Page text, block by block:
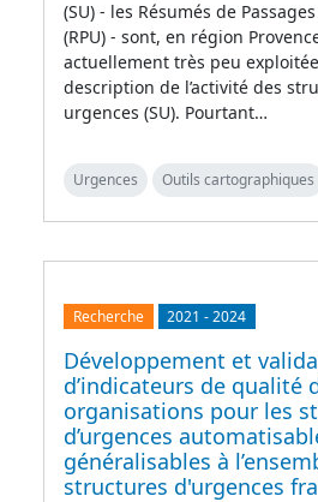
(SU) - les Résumés de
(RPU) - sont, en région
actuellement très peu
description de l’activité des
urgences (SU). Pourtant…
Urgences Outils cartographiques
Recherche 2021 -2024
Développement et
d’indicateurs de qualité
organisations pour les
d’urgences
généralisables à
structures d'urgences